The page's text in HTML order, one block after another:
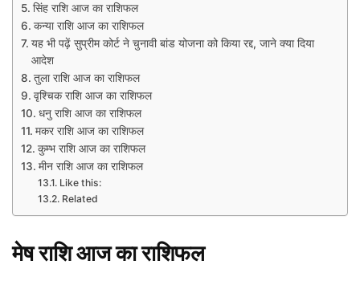
सिंह राशि आज का राशिफल
कन्या राशि आज का राशिफल
यह भी पढ़ें सुप्रीम कोर्ट ने चुनावी बांड योजना को किया रद्द, जाने क्या दिया
आदेश
तुला राशि आज का राशिफल
वृश्चिक राशि आज का राशिफल
धनु राशि आज का राशिफल
मकर राशि आज का राशिफल
कुम्भ राशि आज का राशिफल​
मीन राशि आज का राशिफल
Like this:
Related
मेषराशिआजकाराशिफल